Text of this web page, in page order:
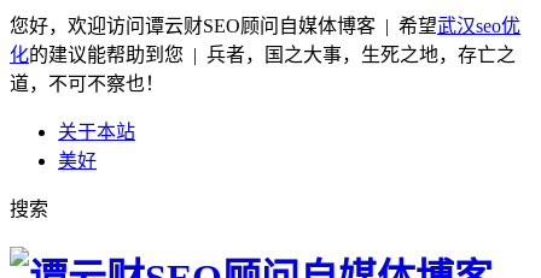
您好，欢迎访问谭云财SEO顾问自媒体博客 | 希望武汉seo优
化的建议能帮助到您 | 兵者，国之大事，生死之地，存亡之
道，不可不察也！
关于本站
美好
搜索